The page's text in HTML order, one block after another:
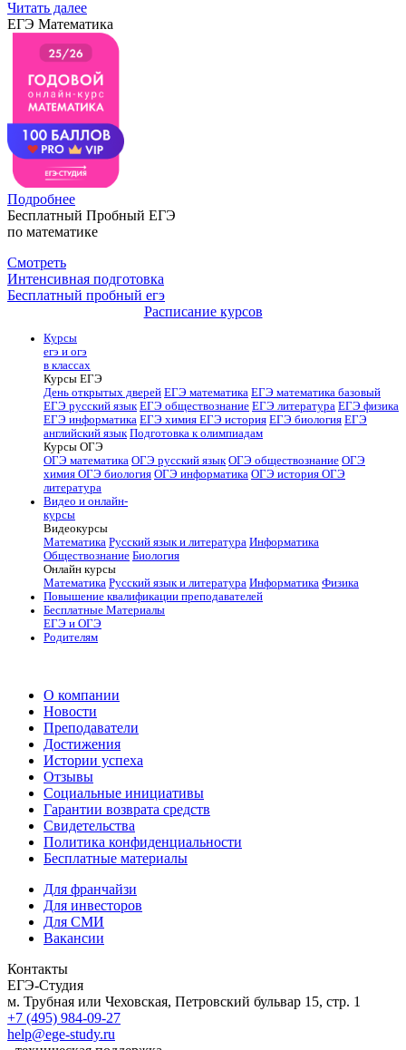
Читать далее
ЕГЭ Математика
Подробнее
Бесплатный Пробный ЕГЭ
по математике
Смотреть
Интенсивная подготовка
Бесплатный пробный егэ
Расписание курсов
Курсы
егэ и огэ
в классах
Курсы ЕГЭ
День открытых дверей ЕГЭ математика ЕГЭ математика базовый
ЕГЭ русский язык ЕГЭ обществознание ЕГЭ литература ЕГЭ физика
ЕГЭ информатика ЕГЭ химия ЕГЭ история ЕГЭ биология ЕГЭ
английский язык Подготовка к олимпиадам
Курсы ОГЭ
ОГЭ математика ОГЭ русский язык ОГЭ обществознание ОГЭ
химия ОГЭ биология ОГЭ информатика ОГЭ история ОГЭ
литература
Видео и онлайн-
курсы
Видеокурсы
Математика Русский язык и литература Информатика
Обществознание Биология
Онлайн курсы
Математика Русский язык и литература Информатика Физика
Повышение квалификации преподавателей
Бесплатные Материалы
ЕГЭ и ОГЭ
Родителям
О компании
Новости
Преподаватели
Достижения
Истории успеха
Отзывы
Социальные инициативы
Гарантии возврата средств
Свидетельства
Политика конфиденциальности
Бесплатные материалы
Для франчайзи
Для инвесторов
Для СМИ
Вакансии
Контакты
ЕГЭ-Студия
м. Трубная или Чеховская, Петровский бульвар 15, стр. 1
+7 (495) 984-09-27
help@ege-study.ru